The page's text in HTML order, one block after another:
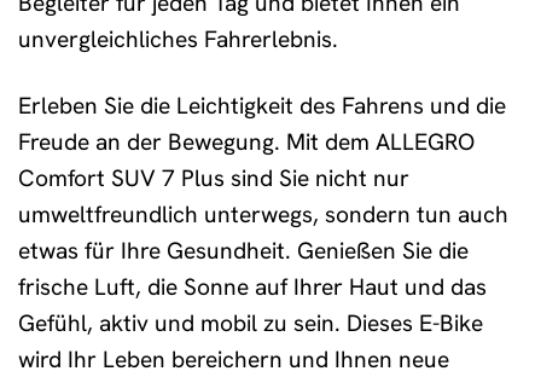
unvergleichliches Fahrerlebnis.
Erleben Sie die Leichtigkeit des Fahrens und die
Freude an der Bewegung. Mit dem ALLEGRO
Comfort SUV 7 Plus sind Sie nicht nur
umweltfreundlich unterwegs, sondern tun auch
etwas für Ihre Gesundheit. Genießen Sie die
frische Luft, die Sonne auf Ihrer Haut und das
Gefühl, aktiv und mobil zu sein. Dieses E-Bike
wird Ihr Leben bereichern und Ihnen neue